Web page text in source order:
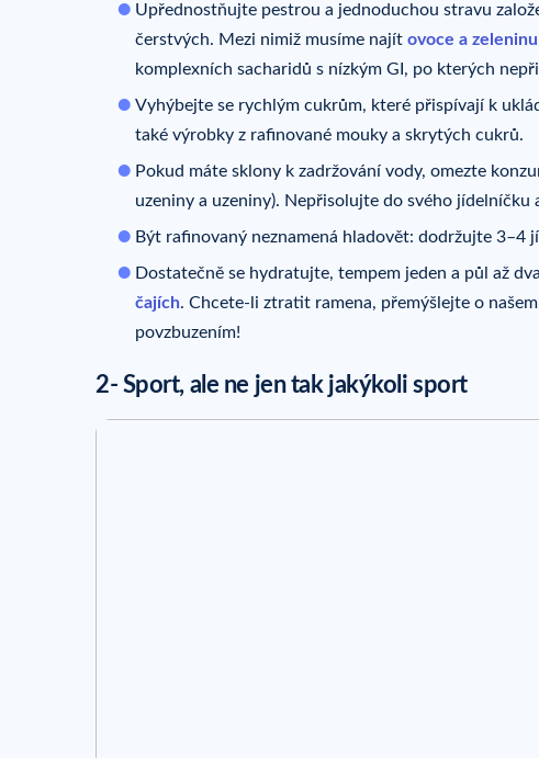
Upřednostňujte pestrou a jednoduchou stravu
čerstvých. Mezi nimiž musíme najít ovoce a zeleninu
komplexních sacharidů s nízkým GI, po kterých
Vyhýbejte se rychlým cukrům, které přispívají k
také výrobky z rafinované mouky a skrytých cukrů.
Pokud máte sklony k zadržování vody, omezte
uzeniny a uzeniny). Nepřisolujte do svého
Být rafinovaný neznamená hladovět: dodržujte 3–4
Dostatečně se hydratujte, tempem jeden a půl až
čajích. Chcete-li ztratit ramena, přemýšlejte o našem
povzbuzením!
2- Sport, ale ne jen tak jakýkoli sport